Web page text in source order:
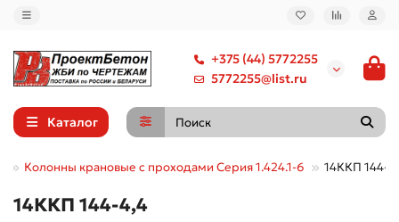
+375 (44) 5772255
5772255@list.ru
Каталог
Колонны крановые с проходами Серия 1.424.1-6 14ККП 144-
14ККП 144-4,4